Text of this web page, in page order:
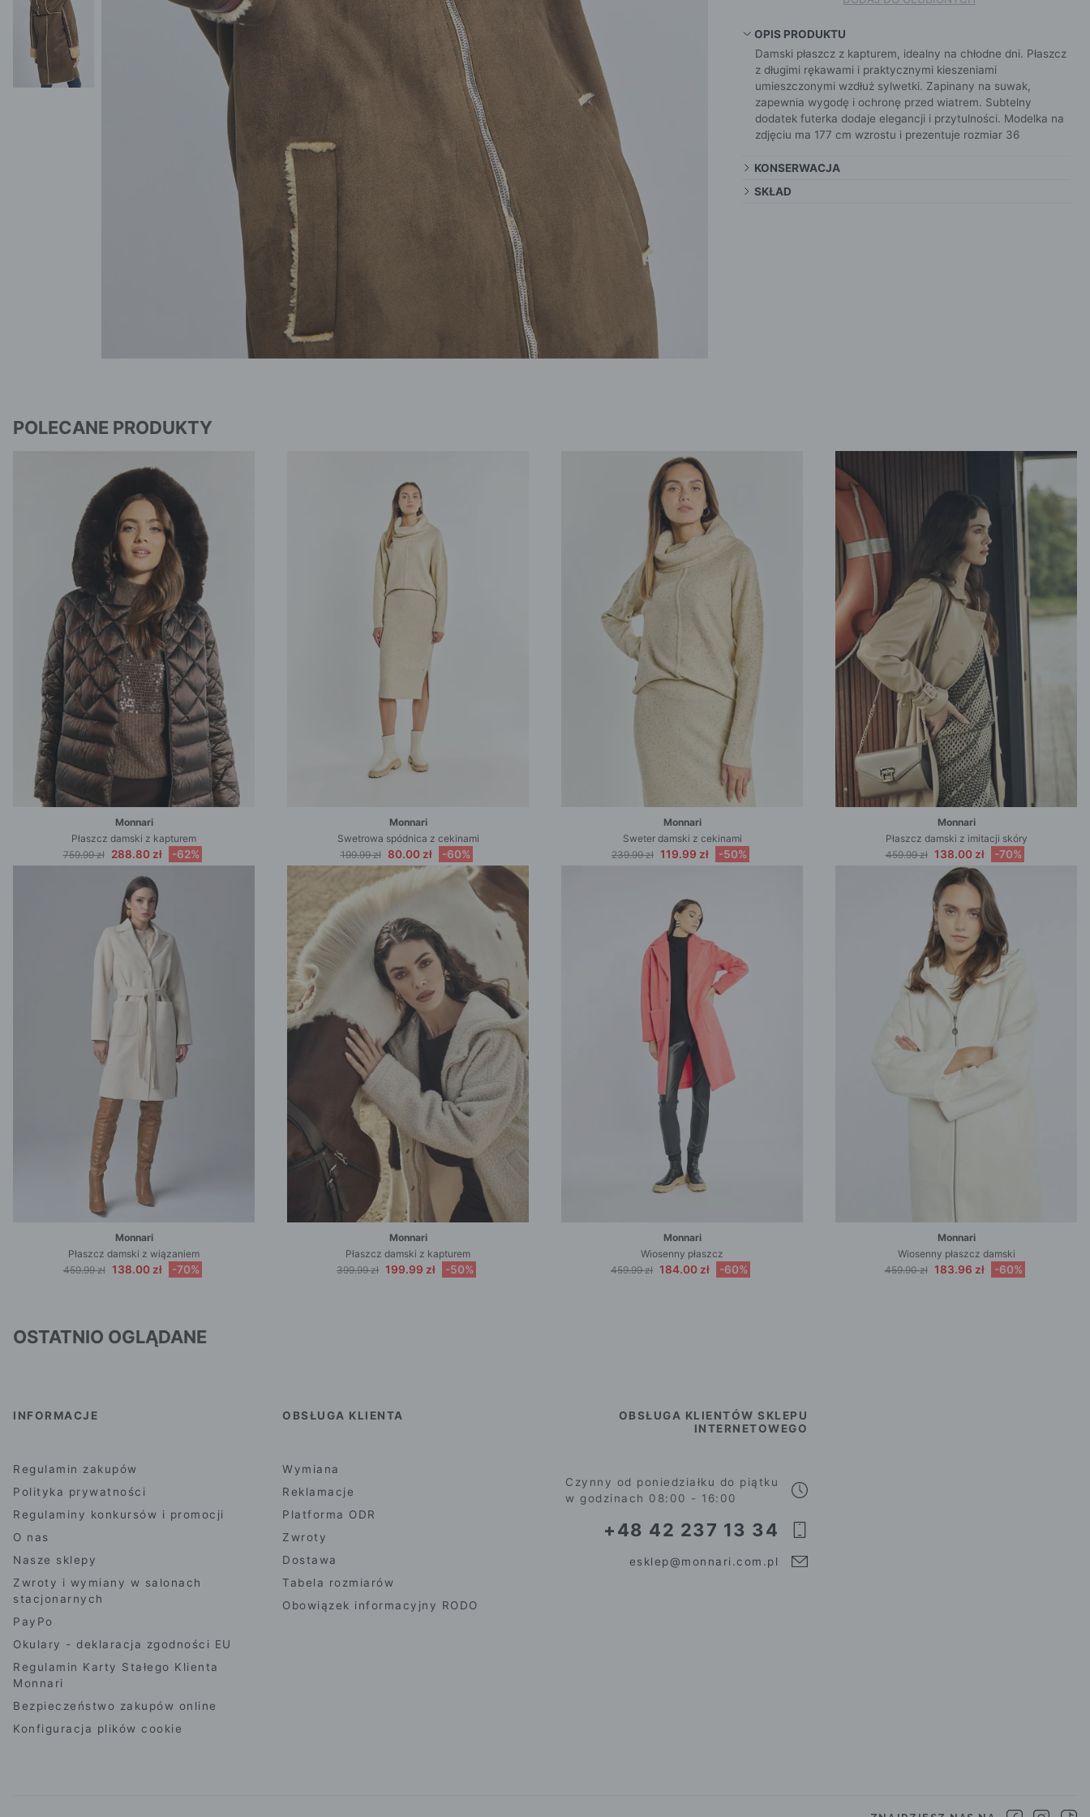
POKAŻ WSZYSTKIE
PRZEZ GŁOWE
OPIS PRODUKTU
Damski płaszcz z kapturem, idealny na chłodne dni. Płaszcz
z długimi rękawami i praktycznymi kieszeniami
umieszczonymi wzdłuż sylwetki. Zapinany na suwak,
zapewnia wygodę i ochronę przed wiatrem. Subtelny
dodatek futerka dodaje elegancji i przytulności. Modelka na
zdjęciu ma 177 cm wzrostu i prezentuje rozmiar 36
KONSERWACJA
SKŁAD
POLECANE PRODUKTY
Monnari
Płaszcz damski z kapturem
759.99 zł
288.80 zł -62%
Monnari
Swetrowa spódnica z cekinami
199.99 zł 80.00 zł -60%
Monnari
Sweter damski z cekinami
239.99 zł 119.99 zł -50%
Monnari
Płaszcz damski z imitacji skóry
459.99 zł 138.00 zł -70%
Monnari
Płaszcz damski z wiązaniem
459.99 zł 138.00 zł -70%
Monnari
Płaszcz damski z kapturem
399.99 zł 199.99 zł -50%
Monnari
Wiosenny płaszcz
459.99 zł 184.00 zł -60%
Monnari
Wiosenny płaszcz damski
459.90 zł 183.96 zł -60%
OSTATNIO OGLĄDANE
INFORMACJE
Regulamin zakupów
Polityka prywatności
Regulaminy konkursów i promocji
O nas
Nasze sklepy
Zwroty i wymiany w salonach
stacjonarnych
PayPo
Okulary - deklaracja zgodności EU
Regulamin Karty Stałego Klienta
Monnari
Bezpieczeństwo zakupów online
Konfiguracja plików cookie
OBSŁUGA KLIENTA
Wymiana
Reklamacje
Platforma ODR
Zwroty
Dostawa
Tabela rozmiarów
Obowiązek informacyjny RODO
OBSŁUGA KLIENTÓW SKLEPU
INTERNETOWEGO
Czynny od poniedziałku do piątku
w godzinach 08:00 - 16:00
+48 42 237 13 34
esklep@monnari.com.pl